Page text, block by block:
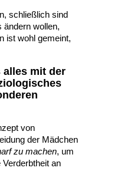
schließlich sind
ändern wollen,
ist wohl gemeint,
alles mit der
von
der Mädchen
zu machen, um
an